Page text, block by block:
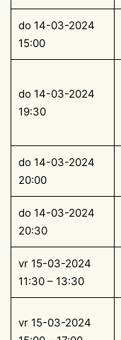
do 14-03-2024
15:00
do 14-03-2024
19:30
do 14-03-2024
20:00
do 14-03-2024
20:30
vr 15-03-2024
11:30 – 13:30
vr 15-03-2024